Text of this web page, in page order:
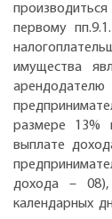
первому
имущества
размере 13%
выплате
дохода – 08),
календарных